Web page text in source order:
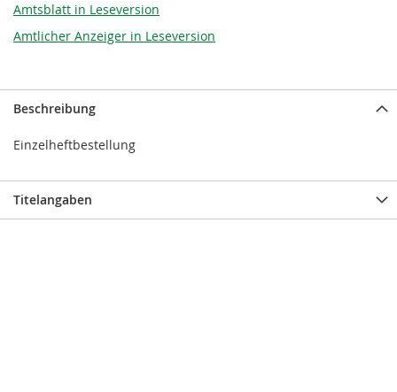
Amtsblatt in Leseversion
Amtlicher Anzeiger in Leseversion
Beschreibung
Einzelheftbestellung
Titelangaben